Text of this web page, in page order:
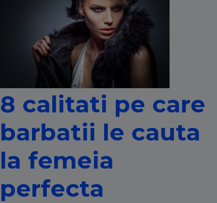
8 calitati pe care
barbatii le cauta
la femeia
perfecta